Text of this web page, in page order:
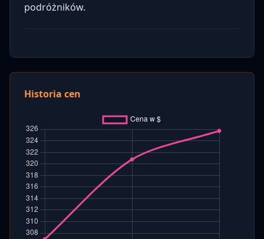
podróżników.
Historia cen